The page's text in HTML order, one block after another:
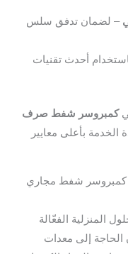
تدفق سلس
أحدث تقنيات
شفط صرف
بأعلى معايير
شفط مجاري
الفعّالة
إلى معدات